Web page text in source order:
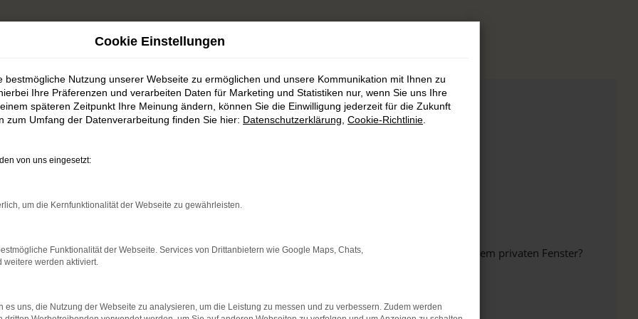
bestimmter Seiten verhindern. Funktioniert die Seite in einem anderen Browser oder in einem privaten Fenster?
beheben.
auf dem neuesten Stand sind.
Cookie Einstellungen
bestmögliche Nutzung unserer Webseite zu ermöglichen und unsere Kommunikation mit Ihnen zu
Ihre Präferenzen und verarbeiten Daten für Marketing und Statistiken nur, wenn Sie uns Ihre
späteren Zeitpunkt Ihre Meinung ändern, können Sie die Einwilligung jederzeit für die Zukunft
zum Umfang der Datenverarbeitung finden Sie hier: Datenschutzerklärung Cookie-Richtlinie
von uns eingesetzt:
um die Kernfunktionalität der Webseite zu gewährleisten.
Funktionalität der Webseite. Services von Drittanbietern wie Google Maps, Chats,
weitere werden aktiviert.
es uns, die Nutzung der Webseite zu analysieren, um die Leistung zu messen und zu verbessern. Zudem werden